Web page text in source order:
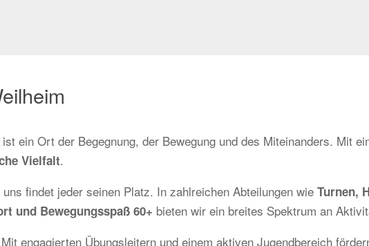
ein Ort der Begegnung, der Bewegung und des Miteinanders. Mit
Vielfalt.
findet jeder seinen Platz. In zahlreichen Abteilungen wie Turnen,
und Bewegungsspaß 60+ bieten wir ein breites Spektrum an
engagierten Übungsleitern und einem aktiven Jugendbereich